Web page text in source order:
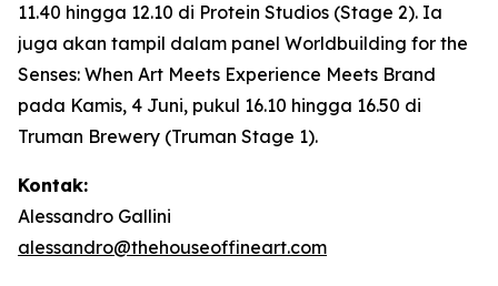
11.40 hingga 12.10 di Protein Studios (Stage 2). Ia
juga akan tampil dalam panel Worldbuilding for the
Senses: When Art Meets Experience Meets Brand
pada Kamis, 4 Juni, pukul 16.10 hingga 16.50 di
Truman Brewery (Truman Stage 1).
Kontak:
Alessandro Gallini
alessandro@thehouseoffineart.com